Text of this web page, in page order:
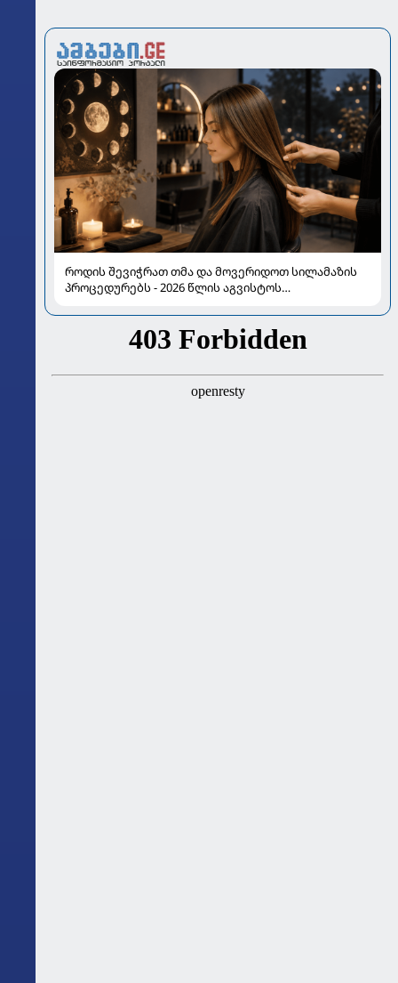
როდის შევიჭრათ თმა და მოვერიდოთ სილამაზის
პროცედურებს - 2026 წლის აგვისტოს